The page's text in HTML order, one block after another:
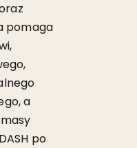
pomaga
a
po